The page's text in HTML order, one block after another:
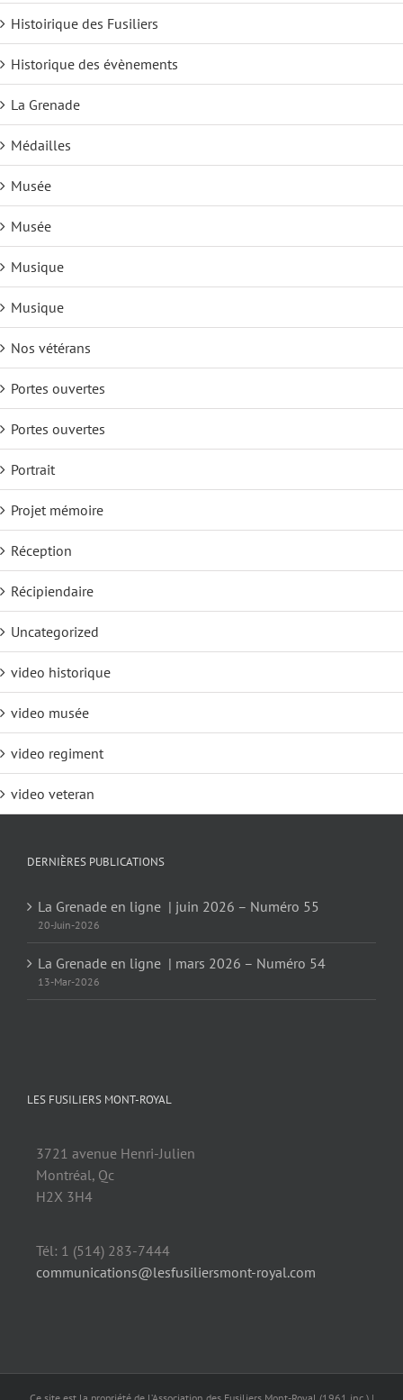
Histoirique des Fusiliers
Historique des évènements
La Grenade
Médailles
Musée
Musée
Musique
Musique
Nos vétérans
Portes ouvertes
Portes ouvertes
Portrait
Projet mémoire
Réception
Récipiendaire
Uncategorized
video historique
video musée
video regiment
video veteran
DERNIÈRES PUBLICATIONS
La Grenade en ligne | juin 2026 – Numéro 55
20-Juin-2026
La Grenade en ligne | mars 2026 – Numéro 54
13-Mar-2026
LES FUSILIERS MONT-ROYAL
3721 avenue Henri-Julien
Montréal, Qc
H2X 3H4
Tél: 1 (514) 283-7444
communications@lesfusiliersmont-royal.com